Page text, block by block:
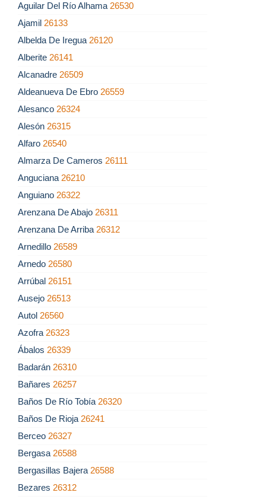
Aguilar Del Río Alhama 26530
Ajamil 26133
Albelda De Iregua 26120
Alberite 26141
Alcanadre 26509
Aldeanueva De Ebro 26559
Alesanco 26324
Alesón 26315
Alfaro 26540
Almarza De Cameros 26111
Anguciana 26210
Anguiano 26322
Arenzana De Abajo 26311
Arenzana De Arriba 26312
Arnedillo 26589
Arnedo 26580
Arrúbal 26151
Ausejo 26513
Autol 26560
Azofra 26323
Ábalos 26339
Badarán 26310
Bañares 26257
Baños De Río Tobía 26320
Baños De Rioja 26241
Berceo 26327
Bergasa 26588
Bergasillas Bajera 26588
Bezares 26312